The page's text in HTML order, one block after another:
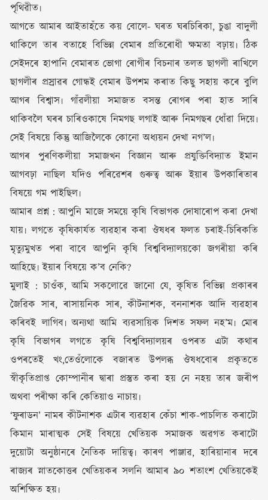
পৃথিৱীত৷
আগতে আমাৰ আইতাহঁতে কয় বোলে- ঘৰত ঘৰচিৰিকা, চুঙা বাদুলী
থাকিলে তাৰ বতাহে বিভিন্ন বেমাৰ প্ৰতিৰোধী ক্ষমতা বঢ়ায়৷ ঠিক
সেইদৰে হাপানি বেমাৰত ভোগা ৰোগীৰ বিচনাৰ তলত ছাগলী ৰাখিলে
ছাগলীৰ প্ৰস্ৰাৱৰ গোন্ধই বেমাৰ উপশম কৰাত কিছু সহায় কৰে বুলি
আগৰ বিশ্বাস৷ গাঁৱলীয়া সমাজত বসন্ত ৰোগৰ পৰা হাত সাৰি
থাকিবলৈ ঘৰৰ চাৰিওকাষে নিমগছ লগাই আৰু নিমগছৰ ধোঁৱা দিয়ে৷
সেই বিষয়ে কিন্তু আজিলৈকে কোনো অধ্যয়ন দেখা নগ’ল৷
আগৰ পুৰণিকলীয়া সমাজখন বিজ্ঞান আৰু প্ৰযুক্তিবিদ্যাত ইমান
আগবঢ়া নাছিল যদিও পৰিৱেশৰ গুৰুত্ব আৰু ইয়াৰ উপকাৰিতাৰ
বিষয়ে গম পাইছিল৷
আমাৰ প্ৰশ্ন : আপুনি মাজে সময়ে কৃষি বিভাগক দোষাৰোপ কৰা দেখা
যায়৷ লগতে কৃষিকাৰ্যত ব্যৱহাৰ কৰা ঔষধৰ ফলত চৰাই-চিৰিকতি
মৃত্যুমুখত পৰা বাবে আপুনি কৃষি বিশ্ববিদ্যালয়কো জগৰীয়া কৰি
আহিছে৷ ইয়াৰ বিষয়ে ক’ব নেকি?
মুলাই : চাওঁক, আমি সকলোৱে জানো যে, কৃষিত বিভিন্ন প্ৰকাৰৰ
জৈৱিক সাৰ, ৰাসায়নিক সাৰ, কীটনাশক, বননাশক আদি ব্যৱহাৰ
কৰিবই লাগিব৷ অন্যথা আমি ব্যৱসায়িক দিশত সফল নহ’ম৷ মোৰ
কৃষি বিভাগৰ লগতে কৃষি বিশ্ববিদ্যালয়ৰ ওপৰত এটা কথাৰ
ওপৰতেই খং,তেওঁলোকে বজাৰত উপলব্ধ ঔষধবোৰ প্ৰকৃততে
স্বীকৃতিপ্ৰাপ্ত কোম্পানীৰ দ্বাৰা প্ৰস্তুত কৰা হয় নে নহয় তাৰ জৰীপ
অথবা পৰীক্ষা কৰি কেতিয়াও নাচায়৷
‘ফুৰাডন’ নামৰ কীটনাশক এটাৰ ব্যৱহাৰ কেঁচা শাক-পাচলিত কৰাটো
কিমান মাৰাত্মক সেই বিষয়ে খেতিয়ক সমাজক অৱগত কৰাটো
দুয়োটা অনুষ্ঠানৰে নৈতিক দায়িত্ব৷ কাৰণ পাঞ্জাৱ, হাৰিয়ানাৰ দৰে
ৰাজ্যৰ স্নাতকোত্তৰ খেতিয়কৰ সলনি আমাৰ ৯০ শতাংশ খেতিয়কেই
অশিক্ষিত হয়৷